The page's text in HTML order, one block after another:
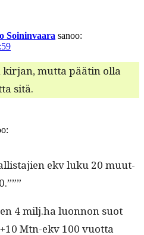
Soininvaara sanoo:
kir­jan, mut­ta päätin olla
sitä.
ekv luku 20 muut­
4 milj.ha luon­non suot
Mtn-ekv 100 vuot­ta